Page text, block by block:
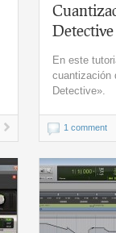
Detective
En este
cuantización
Detective».
1 comment